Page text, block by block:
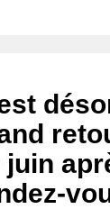
juin